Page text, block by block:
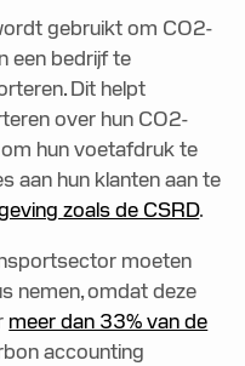
gebruikt om CO2-
een bedrijf te
Dit helpt
over hun CO2-
hun voetafdruk te
aan hun klanten aan te
zoals de CSRD.
moeten
nemen, omdat deze
meer dan 33% van de
accounting